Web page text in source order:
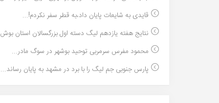
قایدی به شایعات پایان داد،به قطر سفر نکردم!...
نتایج هفته یازدهم لیگ دسته اول بزرگسالان استان
محمود مفرس سرمربی توحید بوشهر در سوگ مادر...
پارس جنوبی جم لیگ را با برد در مشهد به پایان رساند...